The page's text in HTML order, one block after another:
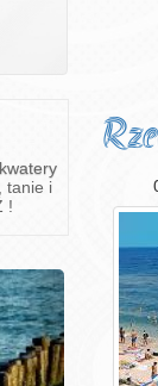
tanie i
!
Next